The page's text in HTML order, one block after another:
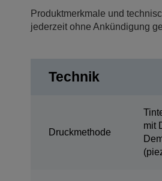
Produktmerkmale und
jederzeit ohne Ankündigung
Technik
Druckmethode
mit